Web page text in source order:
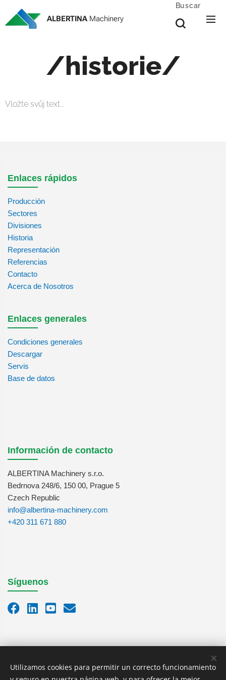
ALBERTINA Machinery
Buscar
/historie/
Vložte svůj text...
Enlaces rápidos
Producción
Sectores
Divisiones
Historia
Representación
Referencias
Contacto
Acerca de Nosotros
Enlaces generales
Condiciones generales
Descargar
Servis
Base de datos
Información de contacto
ALBERTINA Machinery s.r.o.
Bedrnova 248/6, 150 00, Prague 5
Czech Republic
info@albertina-machinery.com
+420 311 671 880
Síguenos
Utilizamos cookies para permitir un correcto funcionamiento